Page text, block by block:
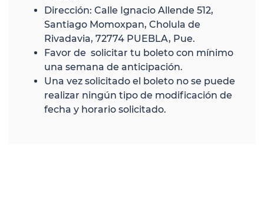
Dirección: Calle Ignacio Allende 512,
Santiago Momoxpan, Cholula de
Rivadavia, 72774 PUEBLA, Pue.
Favor de solicitar tu boleto con mínimo
una semana de anticipación.
Una vez solicitado el boleto no se puede
realizar ningún tipo de modificación de
fecha y horario solicitado.